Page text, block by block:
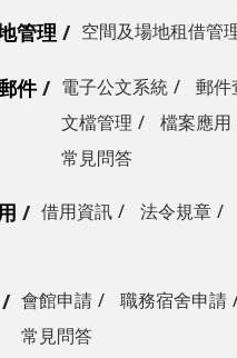
管理 空間及場地租借管
件 電子公文系統 郵件
文檔管理
檔案應用
常見問答
借用資訊 法令規章
會館申請 職務宿舍申請
常見問答